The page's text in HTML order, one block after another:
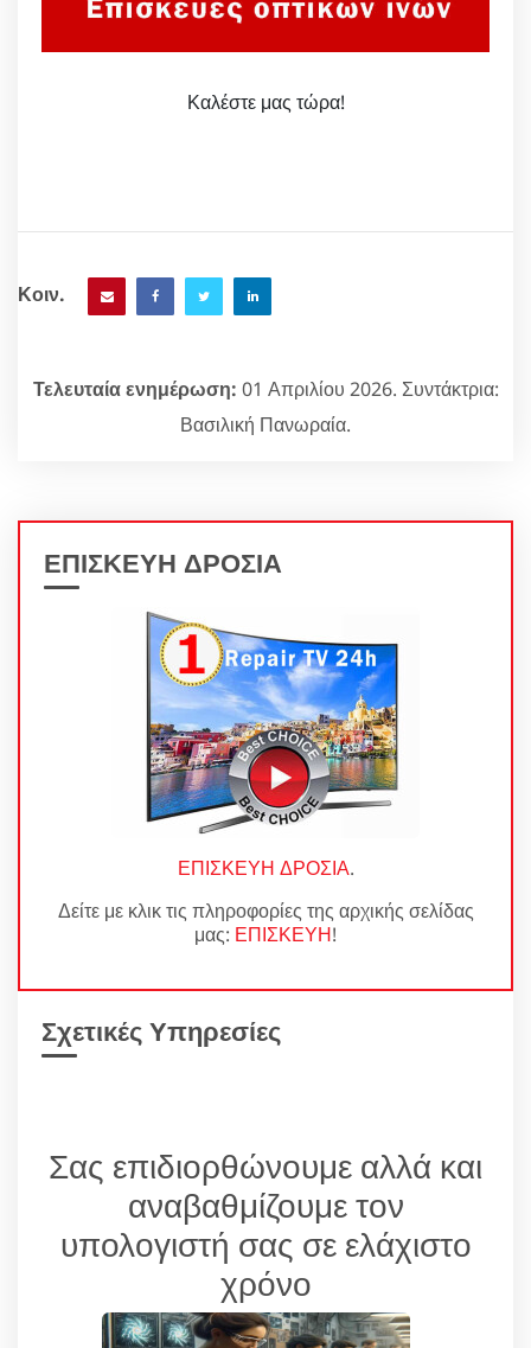
Καλέστε μας τώρα!
Κοιν.
Τελευταία ενημέρωση: 01 Απριλίου 2026. Συντάκτρια:
Βασιλική Πανωραία.
ΕΠΙΣΚΕΥΗ ΔΡΟΣΙΑ
ΕΠΙΣΚΕΥΗ ΔΡΟΣΙΑ.
Δείτε με κλικ τις πληροφορίες της αρχικής σελίδας
μας: ΕΠΙΣΚΕΥΗ!
Σχετικές Υπηρεσίες
Σας επιδιορθώνουμε αλλά και
αναβαθμίζουμε τον
υπολογιστή σας σε ελάχιστο
χρόνο